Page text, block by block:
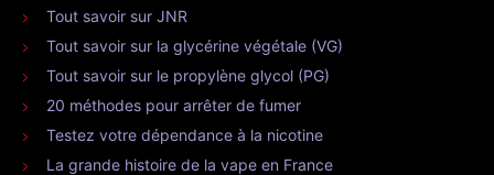
Tout savoir sur JNR
Tout savoir sur la glycérine végétale (VG)
Tout savoir sur le propylène glycol (PG)
20 méthodes pour arrêter de fumer
Testez votre dépendance à la nicotine
La grande histoire de la vape en France